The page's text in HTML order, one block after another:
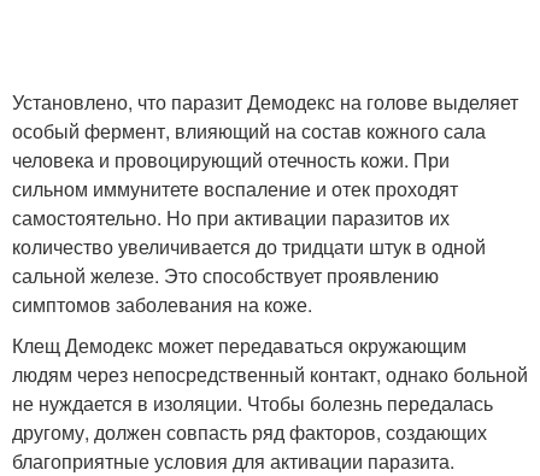
Установлено, что паразит Демодекс на голове выделяет
особый фермент, влияющий на состав кожного сала
человека и провоцирующий отечность кожи. При
сильном иммунитете воспаление и отек проходят
самостоятельно. Но при активации паразитов их
количество увеличивается до тридцати штук в одной
сальной железе. Это способствует проявлению
симптомов заболевания на коже.
Клещ Демодекс может передаваться окружающим
людям через непосредственный контакт, однако больной
не нуждается в изоляции. Чтобы болезнь передалась
другому, должен совпасть ряд факторов, создающих
благоприятные условия для активации паразита.